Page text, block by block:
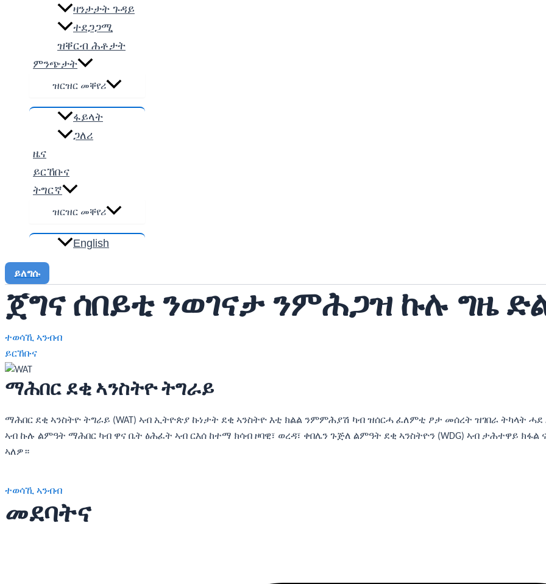
ዛንታታት ጉዳይ
ተደጋጋሚ
ዝቐርብ ሕቶታት
ምንጭታት
ዝርዝር መቐየሪ
ፋይላት
ጋለሪ
ዜና
ይርኸቡና
ትግርኛ
ዝርዝር መቐየሪ
English
ይለግሱ
ጀግና ሰበይቲ ንወገናታ ንምሕጋዝ ኩሉ ግዜ
ተወሳኺ ኣንብብ
ይርኸቡና
ማሕበር ደቂ ኣንስትዮ ትግራይ
ማሕበር ደቂ ኣንስትዮ ትግራይ (WAT) ኣብ ኢትዮጵያ ኩነታት ደቂ ኣንስትዮ እቲ ክልል ንምምሕያሽ ካብ ዝሰርሓ ፈለምቲ ፆታ መሰረት ዝገበራ ትካላት ሓደ
ኣብ ኩሉ ልምዓት ማሕበር ካብ ዋና ቤት ፅሕፈት ኣብ ርእሰ ከተማ ክሳብ ዞባዊ፣ ወረዳ፣ ቀበሌን ጉጅለ ልምዓት ደቂ ኣንስትዮን (WDG) ኣብ ታሕተዋይ
ኣለዎ።
ተወሳኺ ኣንብብ
መደባትና